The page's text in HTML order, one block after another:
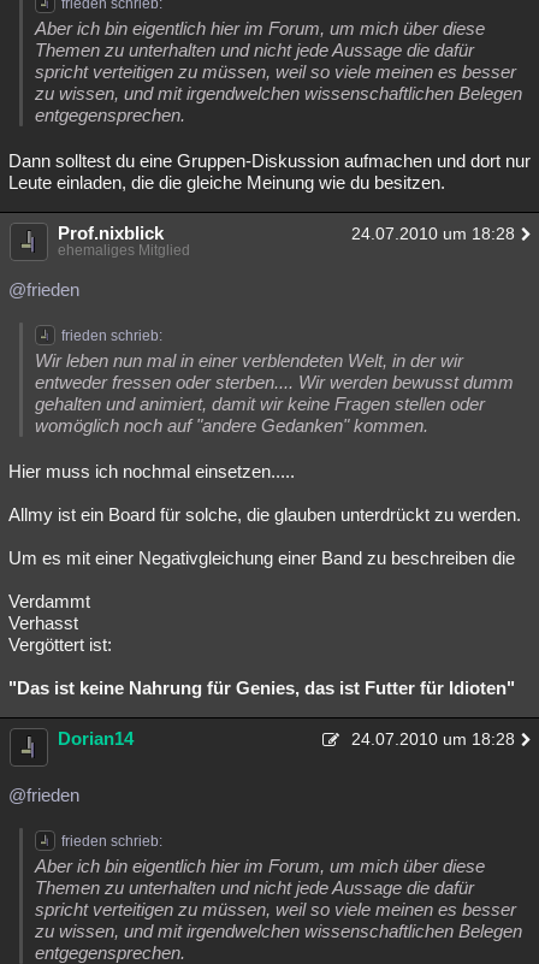
frieden schrieb:
Aber ich bin eigentlich hier im Forum, um mich über diese
Themen zu unterhalten und nicht jede Aussage die dafür
spricht verteitigen zu müssen, weil so viele meinen es besser
zu wissen, und mit irgendwelchen wissenschaftlichen Belegen
entgegensprechen.
Dann solltest du eine Gruppen-Diskussion aufmachen und dort nur
Leute einladen, die die gleiche Meinung wie du besitzen.
Prof.nixblick 24.07.2010 um 18:28
ehemaliges Mitglied
@frieden
frieden schrieb:
Wir leben nun mal in einer verblendeten Welt, in der wir
entweder fressen oder sterben.... Wir werden bewusst dumm
gehalten und animiert, damit wir keine Fragen stellen oder
womöglich noch auf "andere Gedanken" kommen.
Hier muss ich nochmal einsetzen.....
Allmy ist ein Board für solche, die glauben unterdrückt zu werden.
Um es mit einer Negativgleichung einer Band zu beschreiben die
Verdammt
Verhasst
Vergöttert ist:
"Das ist keine Nahrung für Genies, das ist Futter für Idioten"
Dorian14 24.07.2010 um 18:28
@frieden
frieden schrieb:
Aber ich bin eigentlich hier im Forum, um mich über diese
Themen zu unterhalten und nicht jede Aussage die dafür
spricht verteitigen zu müssen, weil so viele meinen es besser
zu wissen, und mit irgendwelchen wissenschaftlichen Belegen
entgegensprechen.